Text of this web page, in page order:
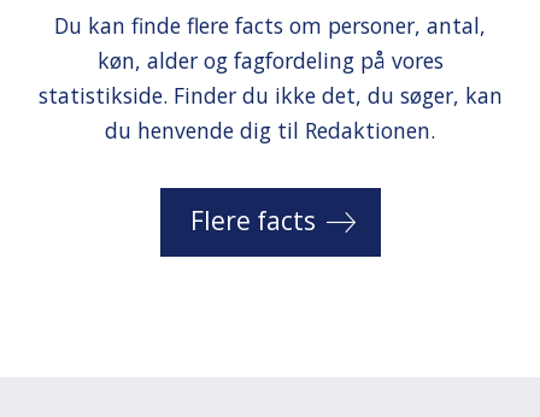
Du kan finde flere facts om personer, antal,
køn, alder og fagfordeling på vores
statistikside. Finder du ikke det, du søger, kan
du henvende dig til Redaktionen.
Flere facts